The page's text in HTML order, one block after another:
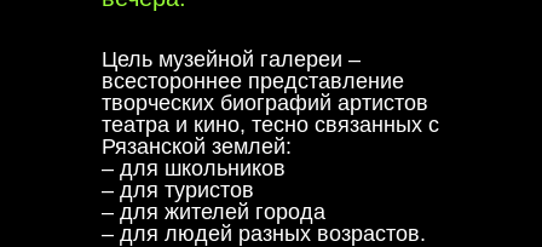
Цель музейной галереи –
всестороннее представление
творческих биографий артистов
театра и кино, тесно связанных с
Рязанской землей:
– для школьников
– для туристов
– для жителей города
– для людей разных возрастов.